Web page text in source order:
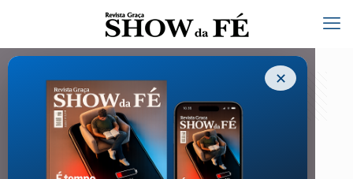
✕
Ciência
08/08/2022